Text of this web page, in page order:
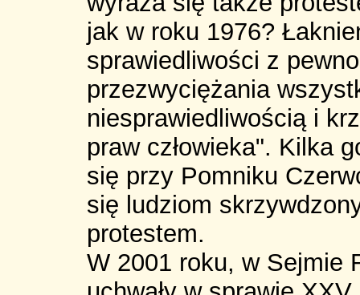
jak w roku 1976?
sprawiedliwości z
przezwyciężania
niesprawiedliwością i
praw człowieka". Kilka
się przy Pomniku
się ludziom
protestem.
W 2001 roku, w Sejmie